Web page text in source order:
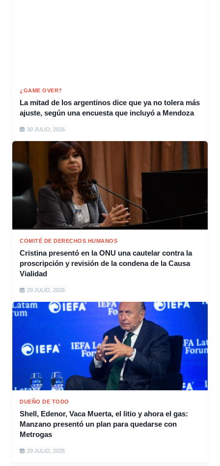
¿GAME OVER?
La mitad de los argentinos dice que ya no tolera más
ajuste, según una encuesta que incluyó a Mendoza
30 JULIO, 2026
COMITÉ DE DERECHOS HUMANOS
Cristina presentó en la ONU una cautelar contra la
proscripción y revisión de la condena de la Causa
Vialidad
29 JULIO, 2026
DUEÑO DE TODO
Shell, Edenor, Vaca Muerta, el litio y ahora el gas:
Manzano presentó un plan para quedarse con
Metrogas
29 JULIO, 2026